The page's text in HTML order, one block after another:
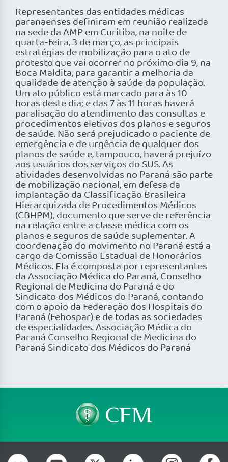
Representantes das entidades médicas
paranaenses definiram em reunião realizada
na sede da AMP em Curitiba, na noite de
quarta-feira, 3 de março, as principais
estratégias de mobilização para o ato de
protesto que vai ocorrer no próximo dia 9, na
Boca Maldita, para garantir a melhoria da
qualidade de atenção à saúde da população.
Um ato público está marcado para às 10
horas deste dia; e das 7 às 11 horas haverá
paralisação do atendimento das consultas e
procedimentos eletivos dos planos e seguros
de saúde. Não será prejudicado o paciente de
emergência e de urgência de qualquer dos
planos de saúde e, tampouco, haverá prejuízo
aos usuários dos serviços do SUS. As
atividades desenvolvidas no Paraná são parte
de mobilização nacional, em defesa da
implantação da Classificação Brasileira
Hierarquizada de Procedimentos Médicos
(CBHPM), documento que serve de referência
na relação entre a classe médica com os
planos e seguros de saúde suplementar. A
coordenação do movimento no Paraná está a
cargo da Comissão Estadual de Honorários
Médicos. Ela é composta por representantes
da Associação Médica do Paraná, Conselho
Regional de Medicina do Paraná e do
Sindicato dos Médicos do Paraná, contando
com o apoio da Federação dos Hospitais do
Paraná (Fehospar) e de todas as sociedades
de especialidades. Associação Médica do
Paraná Conselho Regional de Medicina do
Paraná Sindicato dos Médicos do Paraná